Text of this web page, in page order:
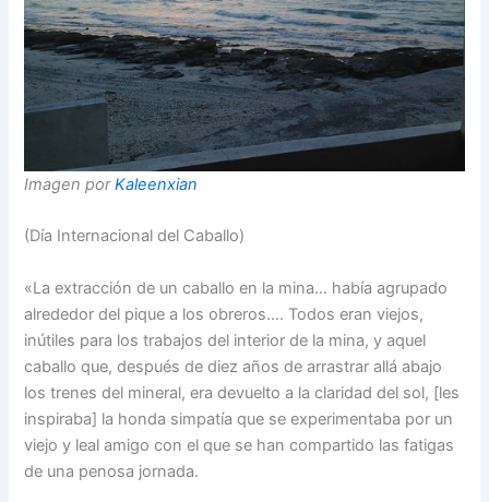
Imagen porKaleenxian
(Día Internacional del Caballo)
«La extracción de un caballo en la mina… había agrupado
alrededor del pique a los obreros…. Todos eran viejos,
inútiles para los trabajos del interior de la mina, y aquel
caballo que, después de diez años de arrastrar allá abajo
los trenes del mineral, era devuelto a la claridad del sol, [les
inspiraba] la honda simpatía que se experimentaba por un
viejo y leal amigo con el que se han compartido las fatigas
de una penosa jornada.